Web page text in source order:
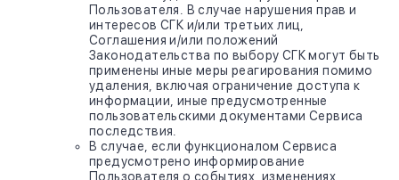
Пользователя. В случае нарушения прав и
интересов СГК и/или третьих лиц,
Соглашения и/или положений
Законодательства по выбору СГК могут быть
применены иные меры реагирования помимо
удаления, включая ограничение доступа к
информации, иные предусмотренные
пользовательскими документами Сервиса
последствия.
В случае, если функционалом Сервиса
предусмотрено информирование
Пользователя о событиях, изменениях,